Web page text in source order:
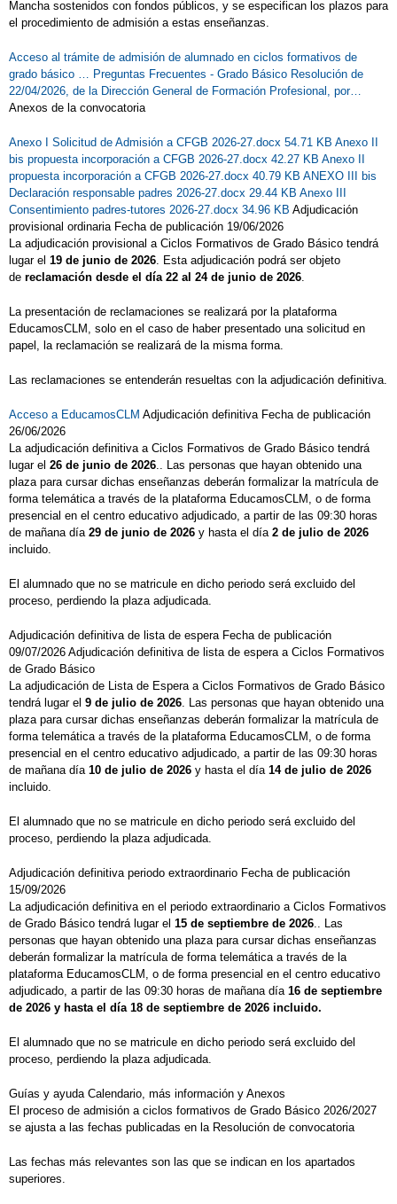
Mancha sostenidos con fondos públicos, y se especifican los plazos para
el procedimiento de admisión a estas enseñanzas.
Acceso al trámite de admisión de alumnado en ciclos formativos de
grado básico … Preguntas Frecuentes - Grado Básico Resolución de
22/04/2026, de la Dirección General de Formación Profesional, por…
Anexos de la convocatoria
Anexo I Solicitud de Admisión a CFGB 2026-27.docx 54.71 KB Anexo II
bis propuesta incorporación a CFGB 2026-27.docx 42.27 KB Anexo II
propuesta incorporación a CFGB 2026-27.docx 40.79 KB ANEXO III bis
Declaración responsable padres 2026-27.docx 29.44 KB Anexo III
Consentimiento padres-tutores 2026-27.docx 34.96 KB Adjudicación
provisional ordinaria Fecha de publicación 19/06/2026
La adjudicación provisional a Ciclos Formativos de Grado Básico tendrá
lugar el 19 de junio de 2026. Esta adjudicación podrá ser objeto
de reclamación desde el día 22 al 24 de junio de 2026.
La presentación de reclamaciones se realizará por la plataforma
EducamosCLM, solo en el caso de haber presentado una solicitud en
papel, la reclamación se realizará de la misma forma.
Las reclamaciones se entenderán resueltas con la adjudicación definitiva.
Acceso a EducamosCLM Adjudicación definitiva Fecha de publicación
26/06/2026
La adjudicación definitiva a Ciclos Formativos de Grado Básico tendrá
lugar el 26 de junio de 2026.. Las personas que hayan obtenido una
plaza para cursar dichas enseñanzas deberán formalizar la matrícula de
forma telemática a través de la plataforma EducamosCLM, o de forma
presencial en el centro educativo adjudicado, a partir de las 09:30 horas
de mañana día 29 de junio de 2026 y hasta el día 2 de julio de 2026
incluido.
El alumnado que no se matricule en dicho periodo será excluido del
proceso, perdiendo la plaza adjudicada.
Adjudicación definitiva de lista de espera Fecha de publicación
09/07/2026 Adjudicación definitiva de lista de espera a Ciclos Formativos
de Grado Básico
La adjudicación de Lista de Espera a Ciclos Formativos de Grado Básico
tendrá lugar el 9 de julio de 2026. Las personas que hayan obtenido una
plaza para cursar dichas enseñanzas deberán formalizar la matrícula de
forma telemática a través de la plataforma EducamosCLM, o de forma
presencial en el centro educativo adjudicado, a partir de las 09:30 horas
de mañana día 10 de julio de 2026 y hasta el día14 de julio de 2026
incluido.
El alumnado que no se matricule en dicho periodo será excluido del
proceso, perdiendo la plaza adjudicada.
Adjudicación definitiva periodo extraordinario Fecha de publicación
15/09/2026
La adjudicación definitiva en el periodo extraordinario a Ciclos Formativos
de Grado Básico tendrá lugar el 15 de septiembre de 2026.. Las
personas que hayan obtenido una plaza para cursar dichas enseñanzas
deberán formalizar la matrícula de forma telemática a través de la
plataforma EducamosCLM, o de forma presencial en el centro educativo
adjudicado, a partir de las 09:30 horas de mañana día 16 de septiembre
de 2026 y hasta el día 18 de septiembre de 2026 incluido.
El alumnado que no se matricule en dicho periodo será excluido del
proceso, perdiendo la plaza adjudicada.
Guías y ayuda Calendario, más información y Anexos
El proceso de admisión a ciclos formativos de Grado Básico 2026/2027
se ajusta a las fechas publicadas en la Resolución de convocatoria
Las fechas más relevantes son las que se indican en los apartados
superiores.